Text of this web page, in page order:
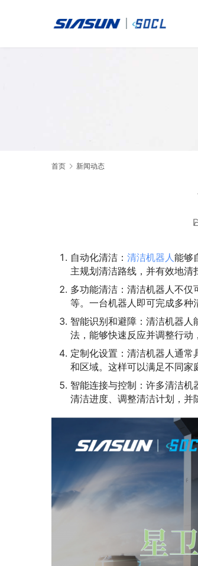
首页 新闻动态
自动化清洁： 清洁机器人 能够
主规划清洁路线，并有效地清
多功能清洁：清洁机器人不
等。一台机器人即可完成多种
智能识别和避障：清洁机器
法，能够快速反应并调整行动
定制化设置：清洁机器人通
和区域。这样可以满足不同家
智能连接与控制：许多清洁
清洁进度、调整清洁计划，并